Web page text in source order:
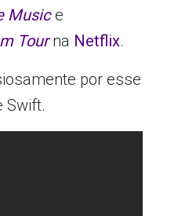
Musice
Tourna Netflix.
por esse
Swift.